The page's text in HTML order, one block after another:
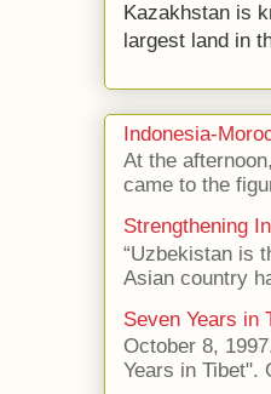
Kazakhstan is
largest land in
Indonesia-
At the
came to the
Strengthening
“Uzbekistan is
Asian country
Seven Years in
October 8,
Years in Tibet".